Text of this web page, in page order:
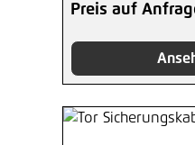
Preis auf